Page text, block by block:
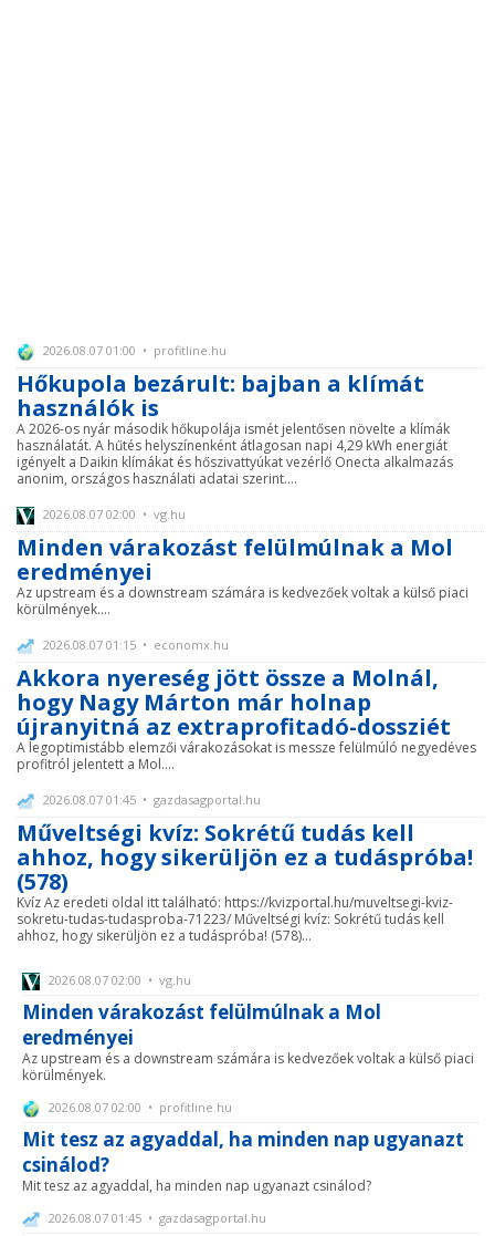
2026.08.07 01:00 • profitline.hu
Hőkupola bezárult: bajban a klímát
használók is
A 2026-os nyár második hőkupolája ismét jelentősen növelte a klímák
használatát. A hűtés helyszínenként átlagosan napi 4,29 kWh energiát
igényelt a Daikin klímákat és hőszivattyúkat vezérlő Onecta alkalmazás
anonim, országos használati adatai szerint....
2026.08.07 02:00 • vg.hu
Minden várakozást felülmúlnak a Mol
eredményei
Az upstream és a downstream számára is kedvezőek voltak a külső piaci
körülmények....
2026.08.07 01:15 • economx.hu
Akkora nyereség jött össze a Molnál,
hogy Nagy Márton már holnap
újranyitná az extraprofitadó-dossziét
A legoptimistább elemzői várakozásokat is messze felülmúló negyedéves
profitról jelentett a Mol....
2026.08.07 01:45 • gazdasagportal.hu
Műveltségi kvíz: Sokrétű tudás kell
ahhoz, hogy sikerüljön ez a tudáspróba!
(578)
Kvíz Az eredeti oldal itt található: https://kvizportal.hu/muveltsegi-kviz-
sokretu-tudas-tudasproba-71223/ Műveltségi kvíz: Sokrétű tudás kell
ahhoz, hogy sikerüljön ez a tudáspróba! (578)...
2026.08.07 02:00 • vg.hu
Minden várakozást felülmúlnak a Mol
eredményei
Az upstream és a downstream számára is kedvezőek voltak a külső piaci
körülmények.
2026.08.07 02:00 • profitline.hu
Mit tesz az agyaddal, ha minden nap ugyanazt
csinálod?
Mit tesz az agyaddal, ha minden nap ugyanazt csinálod?
2026.08.07 01:45 • gazdasagportal.hu